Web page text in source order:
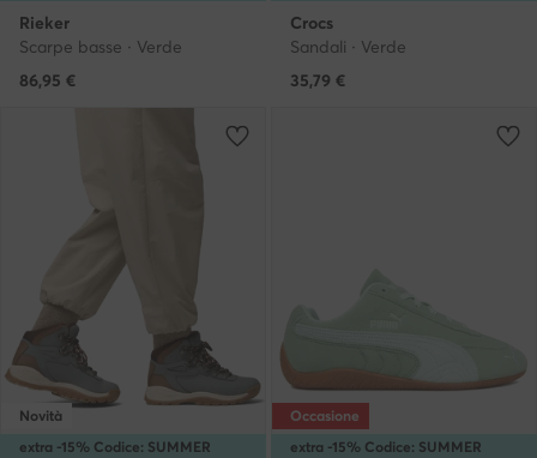
Rieker
Scarpe basse · Verde
86,95 €
Crocs
Sandali · Verde
35,79 €
extra -15% Codice: SUMMER
Novità
extra -15% Codice: SUMMER
Occasione